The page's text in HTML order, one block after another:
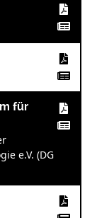
für
e.V. (DG